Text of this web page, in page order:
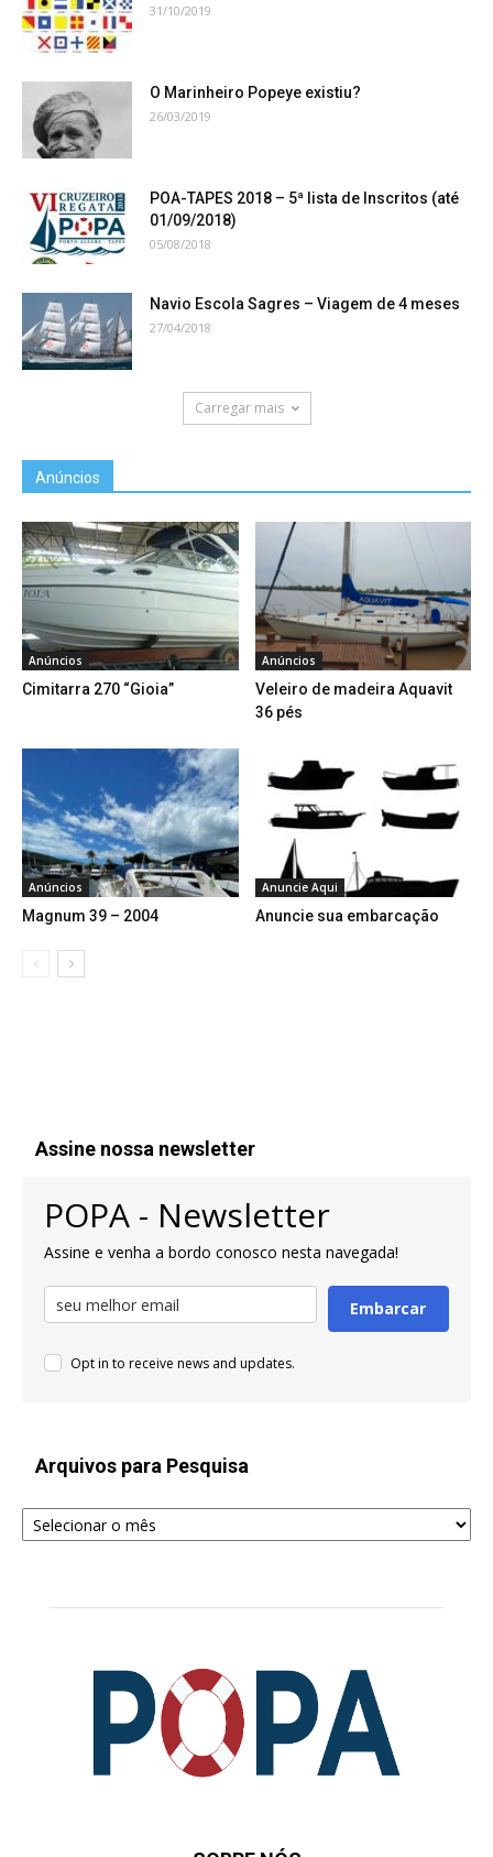
31/10/2019
O Marinheiro Popeye existiu?
26/03/2019
POA-TAPES 2018 – 5ª lista de Inscritos (até
01/09/2018)
05/08/2018
Navio Escola Sagres – Viagem de 4 meses
27/04/2018
Carregar mais
Anúncios
Anúncios
Cimitarra 270 “Gioia”
Anúncios
Veleiro de madeira Aquavit
36 pés
Anúncios
Magnum 39 – 2004
Anuncie Aqui
Anuncie sua embarcação
Assine nossa newsletter
POPA - Newsletter
Assine e venha a bordo conosco nesta navegada!
Embarcar
Opt in to receive news and updates.
Arquivos para Pesquisa
Arquivos
para